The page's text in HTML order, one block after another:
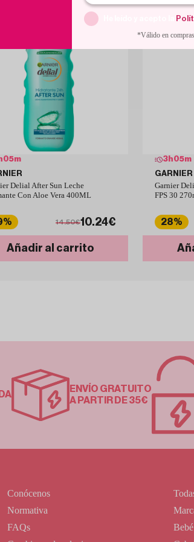
05m
Delial After Sun Leche
Con Aloe Vera 400ML
14.50€10.24€
Añadir al carrito
3 h05m
GARNIER
Garnier
FPS 30
28%
ENVÍO GRATUITO
A PARTIR DE 35€
Conócenos
Normativa
FAQs
Bebé
*Válido en